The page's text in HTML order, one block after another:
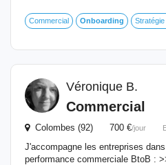
Commercial Onboarding Stratégie
Véronique B.
Commercial
Colombes (92) 700 €/jour
J'accompagne les entreprises
performance commerciale BtoB :